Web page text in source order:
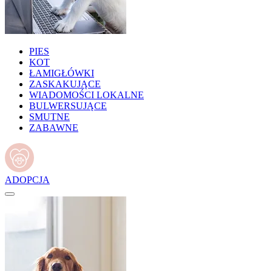
PIES
KOT
ŁAMIGŁÓWKI
ZASKAKUJĄCE
WIADOMOŚCI LOKALNE
BULWERSUJĄCE
SMUTNE
ZABAWNE
ADOPCJA